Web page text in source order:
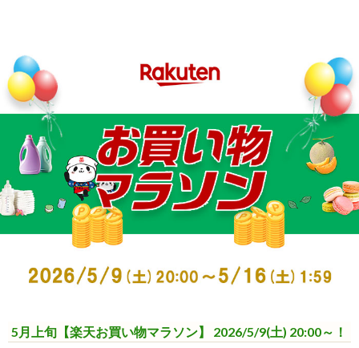
5月上旬【楽天お買い物マラソン】 2026/5/9(土) 20:00～！